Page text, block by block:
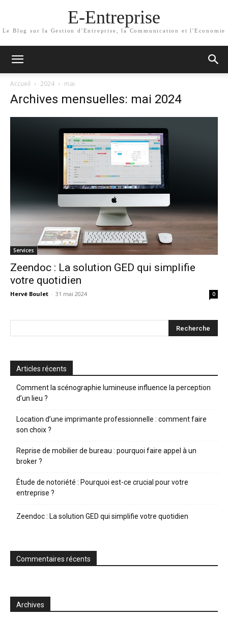
E-Entreprise
Le Blog sur la Gestion d'Entreprise, la Communication et l'Economie
Accueil 2024 mai
Archives mensuelles: mai 2024
Services
Zeendoc : La solution GED qui simplifie
votre quotidien
Hervé Boulet - 31 mai 2024 0
Articles récents
Comment la scénographie lumineuse influence la perception
d’un lieu ?
Location d’une imprimante professionnelle : comment faire
son choix ?
Reprise de mobilier de bureau : pourquoi faire appel à un
broker ?
Étude de notoriété : Pourquoi est-ce crucial pour votre
entreprise ?
Zeendoc : La solution GED qui simplifie votre quotidien
Commentaires récents
Archives